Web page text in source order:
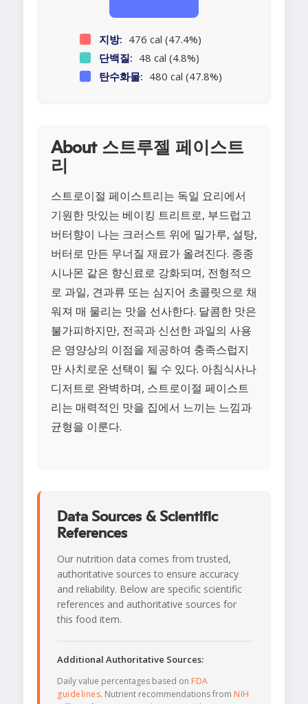
지방: 476 cal (47.4%)
단백질: 48 cal (4.8%)
탄수화물: 480 cal (47.8%)
About 스트루젤 페이스트
리
스트로이절 페이스트리는 독일 요리에서
기원한 맛있는 베이킹 트리트로, 부드럽고
버터향이 나는 크러스트 위에 밀가루, 설탕,
버터로 만든 무너질 재료가 올려진다. 종종
시나몬 같은 향신료로 강화되며, 전형적으
로 과일, 견과류 또는 심지어 초콜릿으로 채
워져 매 물리는 맛을 선사한다. 달콤한 맛은
불가피하지만, 전곡과 신선한 과일의 사용
은 영양상의 이점을 제공하여 충족스럽지
만 사치로운 선택이 될 수 있다. 아침식사나
디저트로 완벽하며, 스트로이절 페이스트
리는 매력적인 맛을 집에서 느끼는 느낌과
균형을 이룬다.
Data Sources & Scientific
References
Our nutrition data comes from trusted,
authoritative sources to ensure accuracy
and reliability. Below are specific scientific
references and authoritative sources for
this food item.
Additional Authoritative Sources:
Daily value percentages based on FDA
guidelines. Nutrient recommendations from NIH